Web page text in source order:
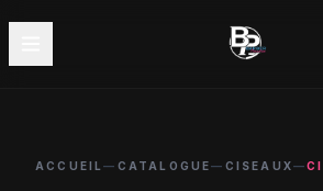
ACCUEIL— CATALOGUE— CISEAUX—